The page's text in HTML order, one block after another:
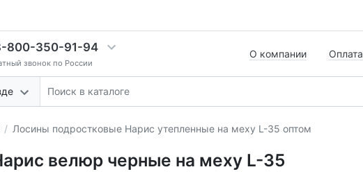
800-350-91-94
звонок по России
О компании Оплата
Лосины подростковые Нарис утепленные на меху L-35 оптом
велюр черные на меху L-35